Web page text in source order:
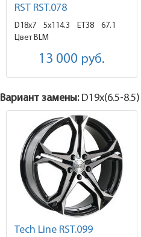
RST RST.078
D18x7 5x114.3 ET38
67.1
Цвет BLM
13 000 руб.
Вариант замены: D19x(6.5-8.5)
Tech Line RST.099